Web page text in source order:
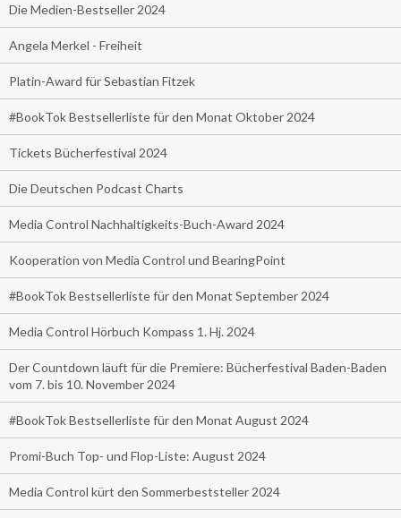
Die Medien-Bestseller 2024
Angela Merkel - Freiheit
Platin-Award für Sebastian Fitzek
#BookTok Bestsellerliste für den Monat Oktober 2024
Tickets Bücherfestival 2024
Die Deutschen Podcast Charts
Media Control Nachhaltigkeits-Buch-Award 2024
Kooperation von Media Control und BearingPoint
#BookTok Bestsellerliste für den Monat September 2024
Media Control Hörbuch Kompass 1. Hj. 2024
Der Countdown läuft für die Premiere: Bücherfestival Baden-Baden
vom 7. bis 10. November 2024
#BookTok Bestsellerliste für den Monat August 2024
Promi-Buch Top- und Flop-Liste: August 2024
Media Control kürt den Sommerbeststeller 2024